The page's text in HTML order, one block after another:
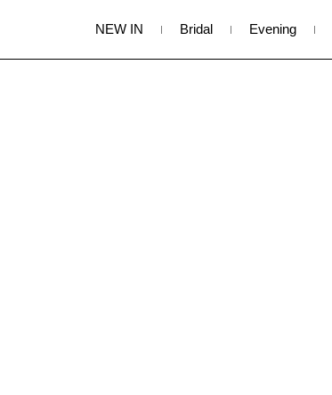
NEW IN Bridal Evening